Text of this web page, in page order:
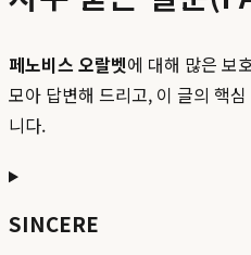
페노비스 오랄벳에 대해 많은 보
모아 답변해 드리고, 이 글의 핵
니다.
SINCERE